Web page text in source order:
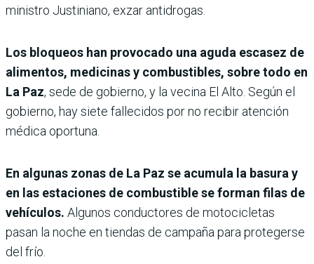
ministro Justiniano, exzar antidrogas.
Los bloqueos han provocado una aguda escasez de
alimentos, medicinas y combustibles, sobre todo en
La Paz, sede de gobierno, y la vecina El Alto. Según el
gobierno, hay siete fallecidos por no recibir atención
médica oportuna.
En algunas zonas de La Paz se acumula la basura y
en las estaciones de combustible se forman filas de
vehículos. Algunos conductores de motocicletas
pasan la noche en tiendas de campaña para protegerse
del frío.